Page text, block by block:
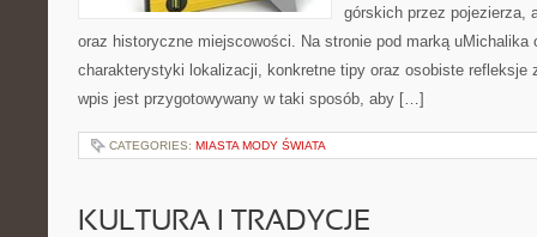
górskich przez pojezierza,
oraz historyczne miejscowości. Na stronie pod marką uMichalika
charakterystyki lokalizacji, konkretne tipy oraz osobiste refleksje
wpis jest przygotowywany w taki sposób, aby […]
CATEGORIES: MIASTA MODY ŚWIATA
KULTURA I TRADYCJE